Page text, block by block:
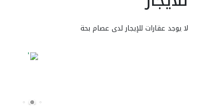
لا يوجد عقارات للإيجار لدى عصام بحة